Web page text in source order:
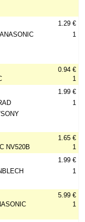
1.29 €
1
0.94 €
1
1.99 €
1
NV520B
1.65 €
1
1.99 €
1
5.99 €
1